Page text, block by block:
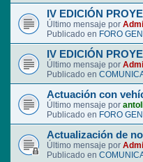
IV EDICIÓN
Último mensaje por
Publicado en FORO
IV EDICIÓN
Último mensaje por
Publicado en
Actuación con
Último mensaje por
Publicado en FORO
Actualización de
Último mensaje por
Publicado en